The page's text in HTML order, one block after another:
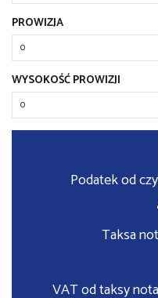
PROWIZJA
WYSOKOŚĆ PROWIZJI
Podatek od
Taksa
VAT od taksy